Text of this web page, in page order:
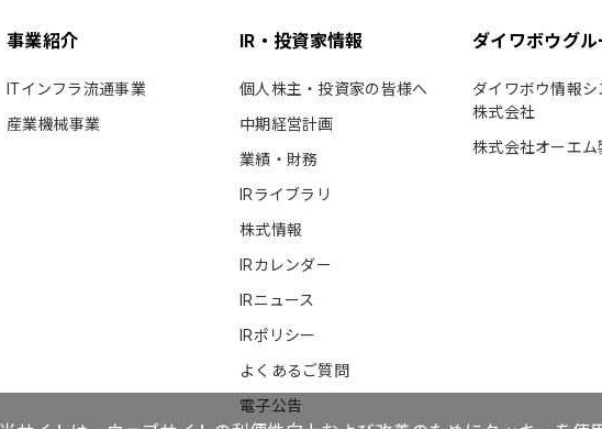
事業紹介
ITインフラ流通事業
産業機械事業
IR・投資家情報
個人株主・投資家の皆様へ
中期経営計画
業績・財務
IRライブラリ
株式情報
IRカレンダー
IRニュース
IRポリシー
よくあるご質問
電子公告
ダイワボウグル
ダイワボウ情報シ
株式会社
株式会社オーエム